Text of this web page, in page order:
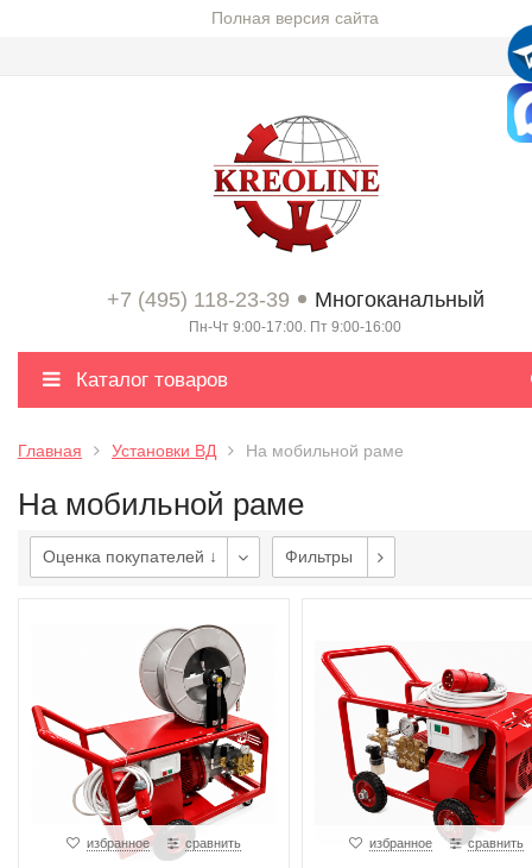
Полная версия сайта
+7 (495) 118-23-39 Многоканальный
Пн-Чт 9:00-17:00. Пт 9:00-16:00
Каталог товаров
Главная Установки ВД На мобильной раме
На мобильной раме
Оценка покупателей ↓ Фильтры
избранное сравнить избранное сравнить